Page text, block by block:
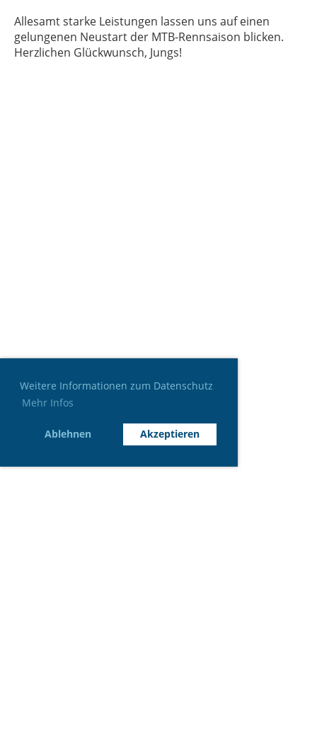
Weitere Informationen zum Datenschutz
Mehr Infos
Ablehnen Akzeptieren
Allesamt starke Leistungen lassen uns auf einen
gelungenen Neustart der MTB-Rennsaison blicken.
Herzlichen Glückwunsch, Jungs!